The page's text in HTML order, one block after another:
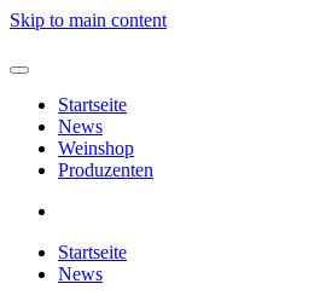
Skip to main content
Startseite
News
Weinshop
Produzenten
Startseite
News